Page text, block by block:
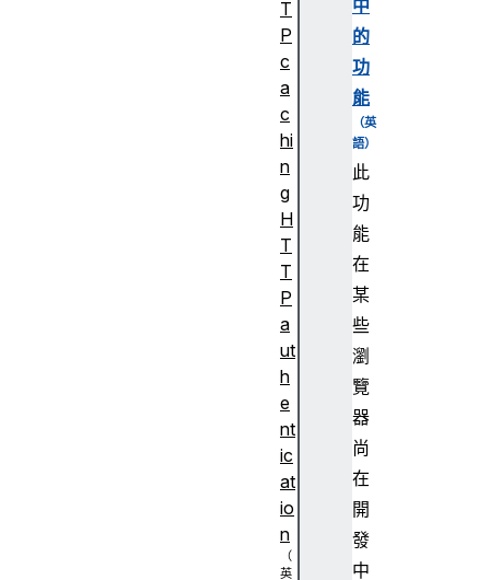
中
的
功
能
此
功
能
在
某
些
瀏
覽
器
尚
在
開
發
中
T
P
c
a
c
hi
n
g
H
T
T
P
a
ut
h
e
nt
ic
at
io
n